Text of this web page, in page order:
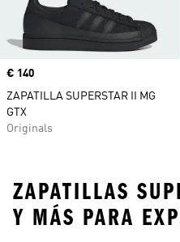
Precio
€ 140
ZAPATILLA SUPERSTAR II MG
GTX
Originals
ZAPATILLAS
Y MÁS PARA